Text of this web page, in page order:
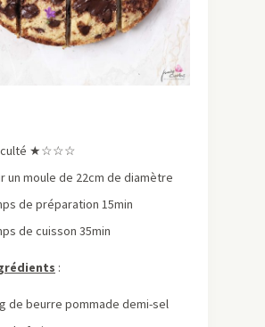
★☆☆☆
un moule de 22cm de diamètre
de préparation 15min
de cuisson 35min
:
de beurre pommade demi-sel